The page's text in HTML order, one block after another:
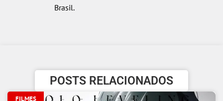
Brasil.
POSTS RELACIONADOS
FILMES